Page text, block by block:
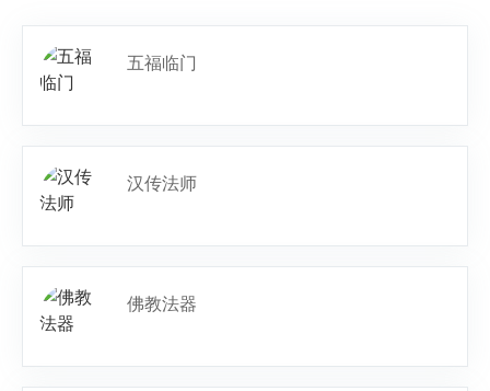
五福临门
汉传法师
佛教法器